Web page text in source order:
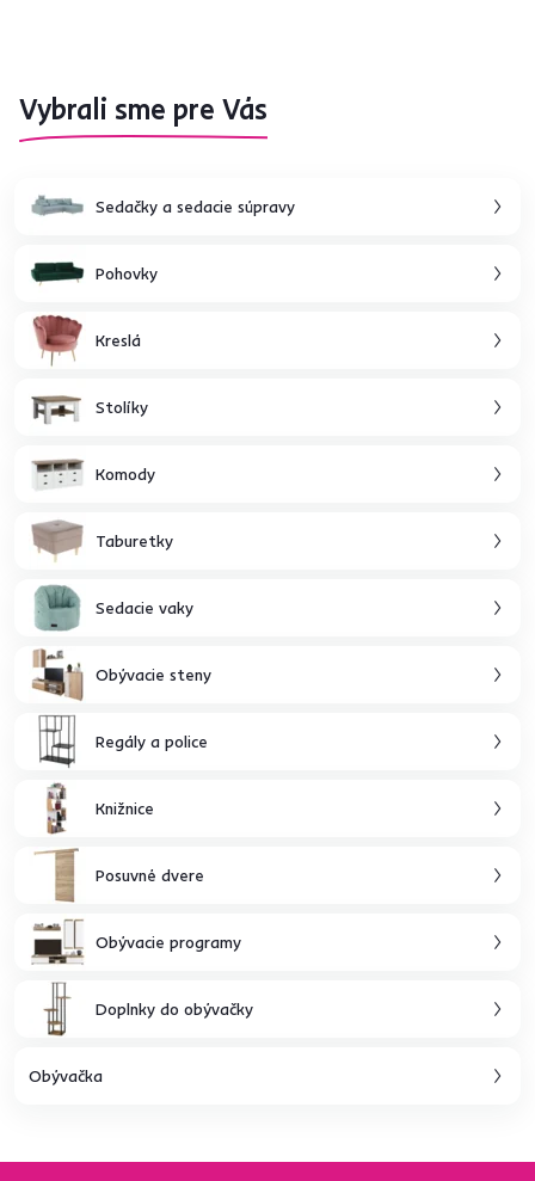
Vybrali sme pre Vás
Sedačky a sedacie súpravy
Pohovky
Kreslá
Stolíky
Komody
Taburetky
Sedacie vaky
Obývacie steny
Regály a police
Knižnice
Posuvné dvere
Obývacie programy
Doplnky do obývačky
Obývačka